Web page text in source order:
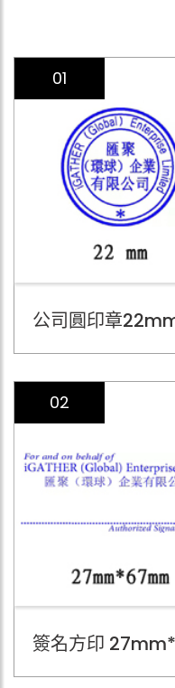
01
公司圓印章
02
簽名方印